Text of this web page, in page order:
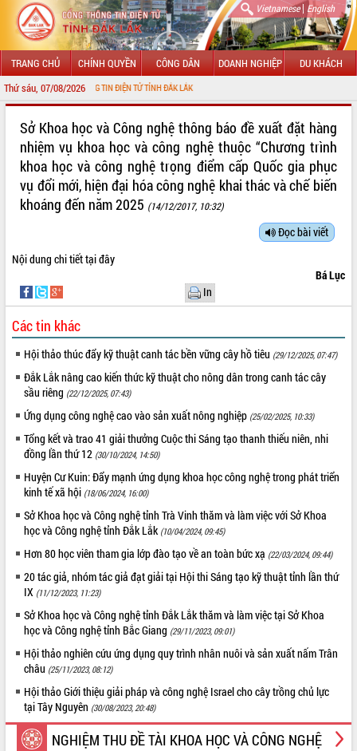
Vietnamese| English
TRANG CHỦ CHÍNH QUYỀN CÔNG DÂN DOANH NGHIỆP DU KHÁCH
Thứ sáu, 07/08/2026
VỚI CỔNG THÔNG TIN ĐIỆN TỬ TỈNH ĐẮK LẮK
LÃNH ĐẠO UBND TỈNH
TIN TỨC SỰ KIỆN
SỞ, BAN, NGÀNH
VĂN BẢN HĐND TỈNH
ĐIỂM TIN VĂN BẢN
QUY HOẠCH - KẾ HOẠCH
VIDEO
Sở Khoa học và Công nghệ thông báo đề xuất đặt hàng
nhiệm vụ khoa học và công nghệ thuộc “Chương trình
khoa học và công nghệ trọng điểm cấp Quốc gia phục
vụ đổi mới, hiện đại hóa công nghệ khai thác và chế biến
khoáng đến năm 2025 (14/12/2017, 10:32)
Đọc bài viết
Nội dung chi tiếttại đây
Bá Lục
In
Các tin khác
Hội thảo thúc đẩy kỹ thuật canh tác bền vững cây hồ tiêu (29/12/2025, 07:47)
Đắk Lắk nâng cao kiến thức kỹ thuật cho nông dân trong canh tác cây
sầu riêng (22/12/2025, 07:43)
Ứng dụng công nghệ cao vào sản xuất nông nghiệp (25/02/2025, 10:33)
Tổng kết và trao 41 giải thưởng Cuộc thi Sáng tạo thanh thiếu niên, nhi
đồng lần thứ 12 (30/10/2024, 14:50)
Huyện Cư Kuin: Đẩy mạnh ứng dụng khoa học công nghệ trong phát triển
kinh tế xã hội (18/06/2024, 16:00)
Sở Khoa học và Công nghệ tỉnh Trà Vinh thăm và làm việc với Sở Khoa
học và Công nghệ tỉnh Đắk Lắk (10/04/2024, 09:45)
Hơn 80 học viên tham gia lớp đào tạo về an toàn bức xạ (22/03/2024, 09:44)
20 tác giả, nhóm tác giả đạt giải tại Hội thi Sáng tạo kỹ thuật tỉnh lần thứ
IX (11/12/2023, 11:23)
Sở Khoa học và Công nghệ tỉnh Đắk Lắk thăm và làm việc tại Sở Khoa
học và Công nghệ tỉnh Bắc Giang (29/11/2023, 09:01)
Hội thảo nghiên cứu ứng dụng quy trình nhân nuôi và sản xuất nấm Trân
châu (25/11/2023, 08:12)
Hội thảo Giới thiệu giải pháp và công nghệ Israel cho cây trồng chủ lực
tại Tây Nguyên (30/08/2023, 20:48)
NGHIỆM THU ĐỀ TÀI KHOA HỌC VÀ CÔNG NGHỆ